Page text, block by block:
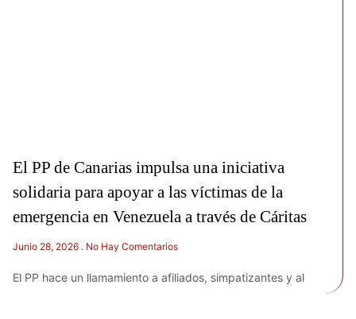
El PP de Canarias impulsa una iniciativa
solidaria para apoyar a las víctimas de la
emergencia en Venezuela a través de Cáritas
Junio 28, 2026 No Hay Comentarios
El PP hace un llamamiento a afiliados, simpatizantes y al